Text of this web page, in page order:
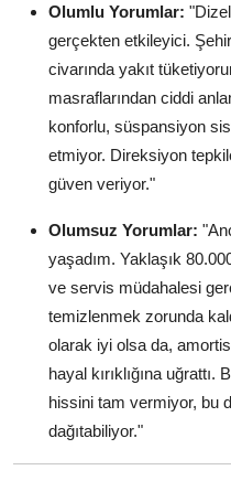
Olumlu Yorumlar:
gerçekten etkileyici.
civarında yakıt
masraflarından ciddi
konforlu, süspansiyon
etmiyor. Direksiyon
güven veriyor."
Olumsuz Yorumlar:
yaşadım. Yaklaşık
ve servis müdahalesi
temizlenmek zorunda
olarak iyi olsa da,
hayal kırıklığına
hissini tam vermiyor, bu
dağıtabiliyor."